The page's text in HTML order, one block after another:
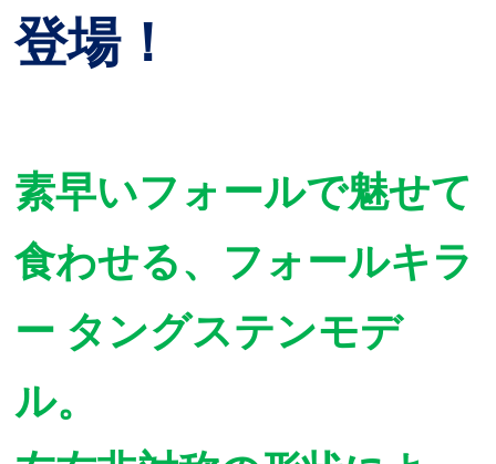
登場！
素早いフォールで魅せて
食わせる、フォールキラ
ー タングステンモデ
ル。